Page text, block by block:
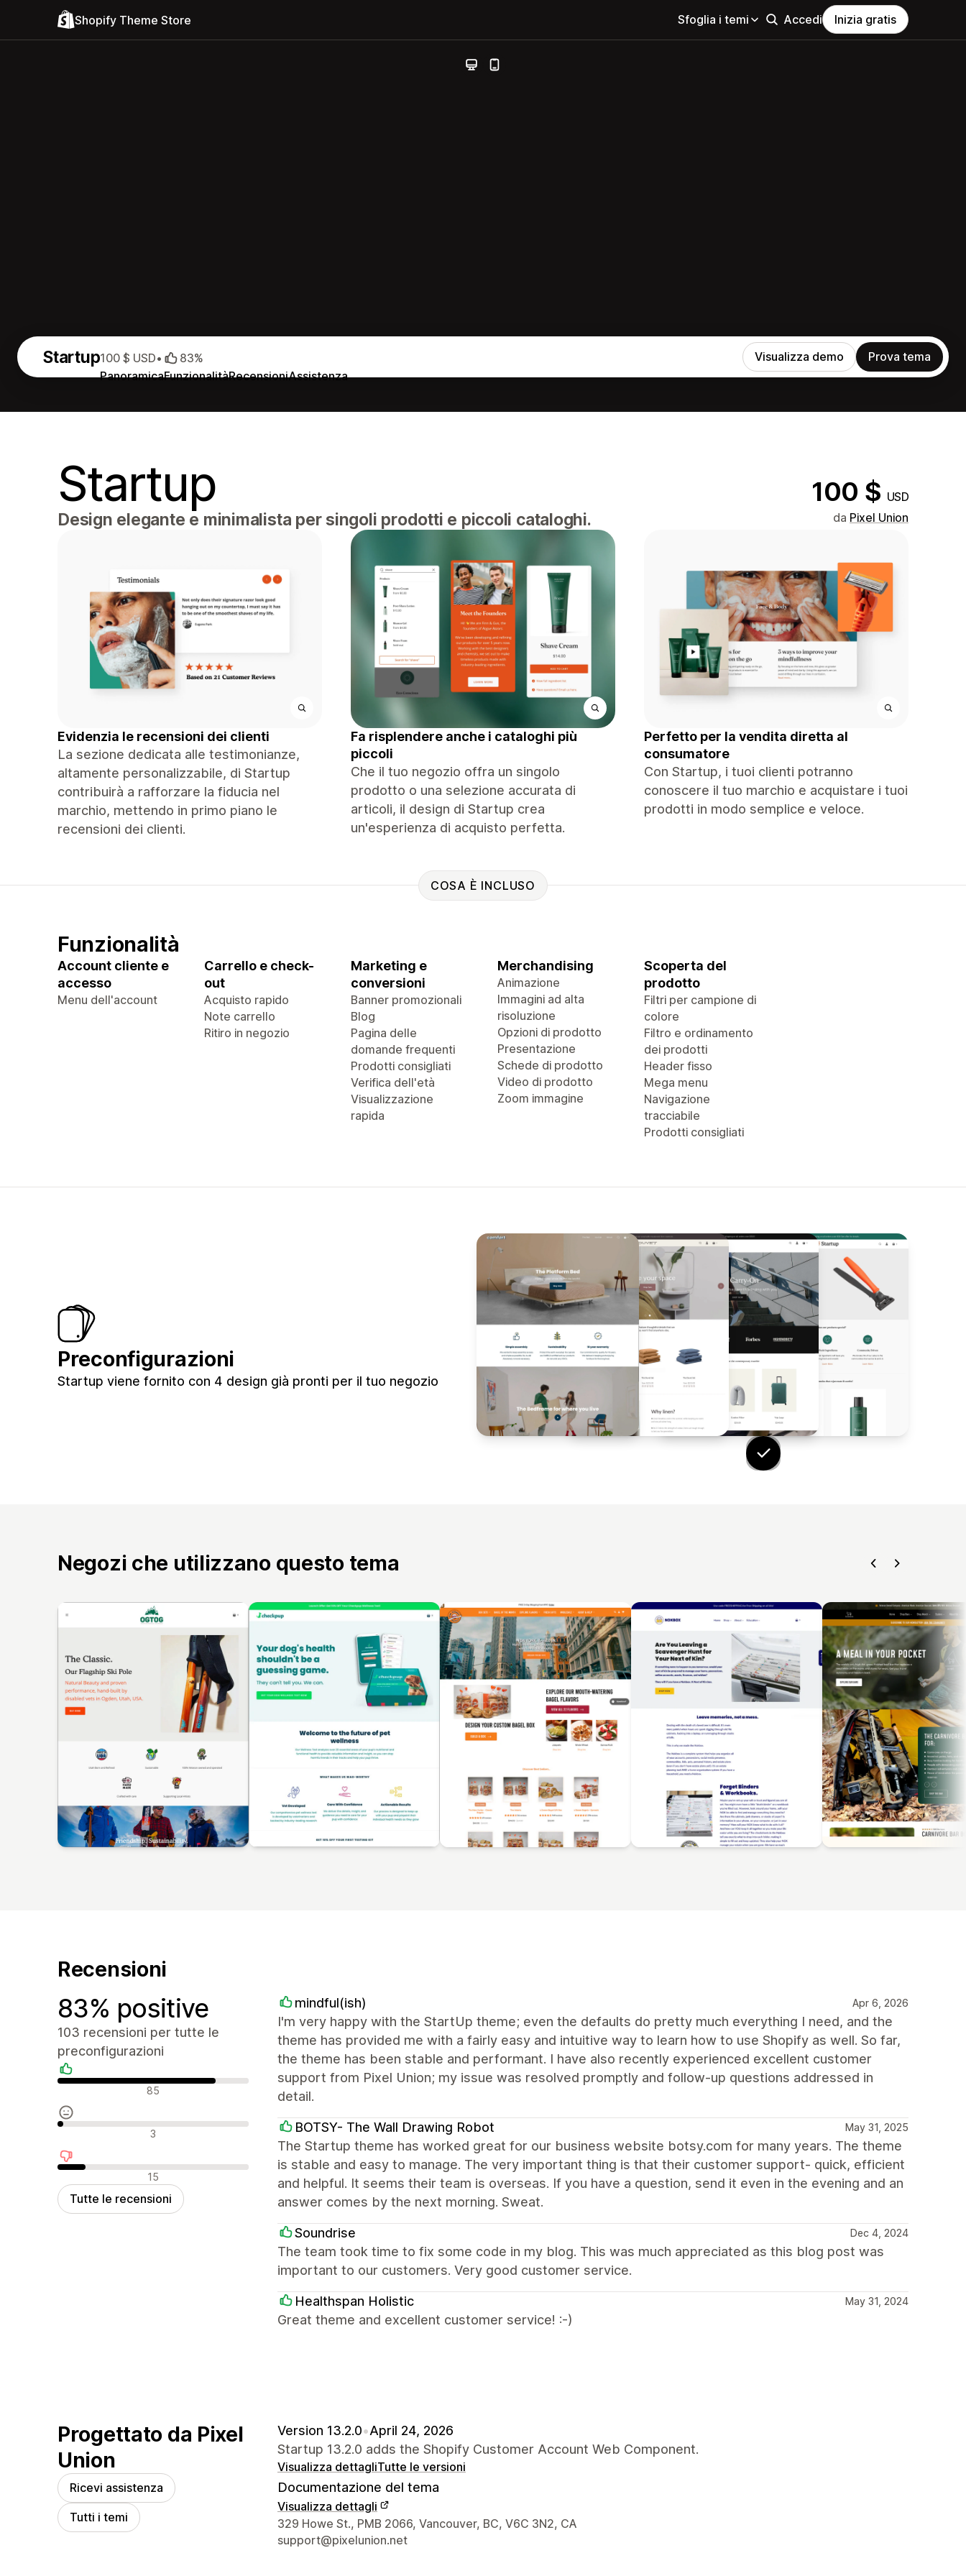
Shopify Theme Store Sfoglia i temi Accedi Inizia gratis
Startup
PanoramicaFunzionalitàRecensioniAssistenza
100 $ USD• 83% Visualizza demo Prova tema
Startup 100 $ USD
Design elegante e minimalista per singoli prodotti e piccoli cataloghi. da Pixel Union
Evidenzia le recensioni dei clienti
La sezione dedicata alle testimonianze,
altamente personalizzabile, di Startup
contribuirà a rafforzare la fiducia nel
marchio, mettendo in primo piano le
recensioni dei clienti.
Fa risplendere anche i cataloghi più
piccoli
Che il tuo negozio offra un singolo
prodotto o una selezione accurata di
articoli, il design di Startup crea
un'esperienza di acquisto perfetta.
Perfetto per la vendita diretta al
consumatore
Con Startup, i tuoi clienti potranno
conoscere il tuo marchio e acquistare i tuoi
prodotti in modo semplice e veloce.
COSA È INCLUSO
Funzionalità
Account cliente e
accesso
Menu dell'account
Carrello e check-
out
Acquisto rapido
Note carrello
Ritiro in negozio
Marketing e
conversioni
Banner promozionali
Blog
Pagina delle
domande frequenti
Prodotti consigliati
Verifica dell'età
Visualizzazione
rapida
Merchandising
Animazione
Immagini ad alta
risoluzione
Opzioni di prodotto
Presentazione
Schede di prodotto
Video di prodotto
Zoom immagine
Scoperta del
prodotto
Filtri per campione di
colore
Filtro e ordinamento
dei prodotti
Header fisso
Mega menu
Navigazione
tracciabile
Prodotti consigliati
Preconfigurazioni
Startup viene fornito con 4 design già pronti per il tuo negozio
Negozi che utilizzano questo tema
Recensioni
83% positive
103 recensioni per tutte le
preconfigurazioni
Recensioni positive
85
Recensioni neutrali
3
Recensioni negative
15
Tutte le recensioni
mindful(ish) Apr 6, 2026
I'm very happy with the StartUp theme; even the defaults do pretty much everything I need, and the
theme has provided me with a fairly easy and intuitive way to learn how to use Shopify as well. So far,
the theme has been stable and performant. I have also recently experienced excellent customer
support from Pixel Union; my issue was resolved promptly and follow-up questions addressed in
detail.
BOTSY- The Wall Drawing Robot May 31, 2025
The Startup theme has worked great for our business website botsy.com for many years. The theme
is stable and easy to manage. The very important thing is that their customer support- quick, efficient
and helpful. It seems their team is overseas. If you have a question, send it even in the evening and an
answer comes by the next morning. Sweat.
Soundrise Dec 4, 2024
The team took time to fix some code in my blog. This was much appreciated as this blog post was
important to our customers. Very good customer service.
Healthspan Holistic May 31, 2024
Great theme and excellent customer service! :-)
Progettato da Pixel
Union
Ricevi assistenza
Tutti i temi
Version 13.2.0•April 24, 2026
Startup 13.2.0 adds the Shopify Customer Account Web Component.
Visualizza dettagliTutte le versioni
Documentazione del tema
Visualizza dettagli
Recapiti del designer
329 Howe St., PMB 2066, Vancouver, BC, V6C 3N2, CA
support@pixelunion.net